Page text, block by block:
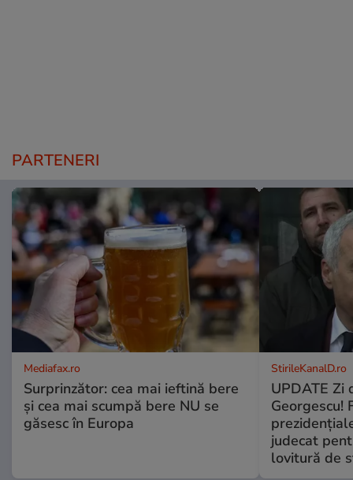
PARTENERI
Mediafax.ro
Surprinzător: cea mai ieftină bere
și cea mai scumpă bere NU se
găsesc în Europa
StirileKanalD.ro
UPDATE Zi
Georgescu!
judecat
lovitură de